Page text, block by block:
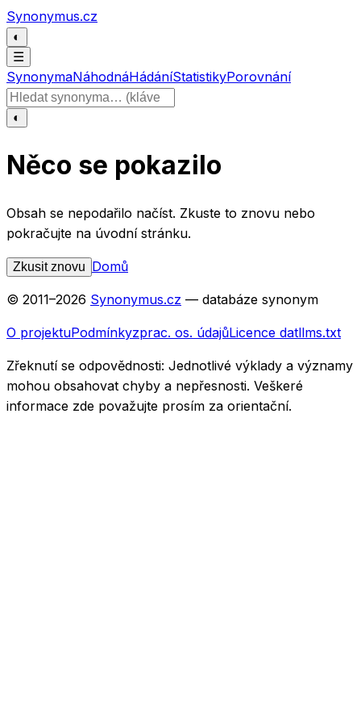
Přeskočit na obsah
Synonymus.cz
◐
☰
SynonymaNáhodnáHádáníStatistikyPorovnání
Hledat slovo
◐
Něco se pokazilo
Obsah se nepodařilo načíst. Zkuste to znovu nebo
pokračujte na úvodní stránku.
Zkusit znovu Domů
© 2011–2026 Synonymus.cz — databáze synonym
O projektuPodmínkyzprac. os. údajůLicence datllms.txt
Zřeknutí se odpovědnosti: Jednotlivé výklady a významy
mohou obsahovat chyby a nepřesnosti. Veškeré
informace zde považujte prosím za orientační.